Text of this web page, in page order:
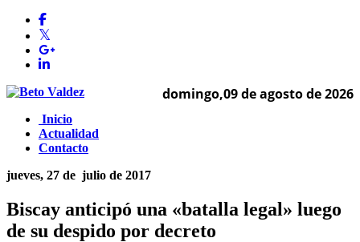
domingo,09 de agosto de 2026
Inicio
Actualidad
Contacto
jueves, 27 de julio de 2017
Biscay anticipó una «batalla legal» luego
de su despido por decreto